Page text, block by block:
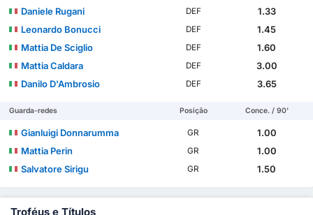
Daniele Rugani
DEF
1.33
Leonardo Bonucci
DEF
1.45
Mattia De Sciglio
DEF
1.60
Mattia Caldara
DEF
3.00
Danilo D'Ambrosio
DEF 3.65
Guarda-redes Posição Conce. / 90'
Gianluigi Donnarumma GR
1.00
Mattia Perin
GR
1.00
Salvatore Sirigu
GR 1.50
Troféus e Títulos